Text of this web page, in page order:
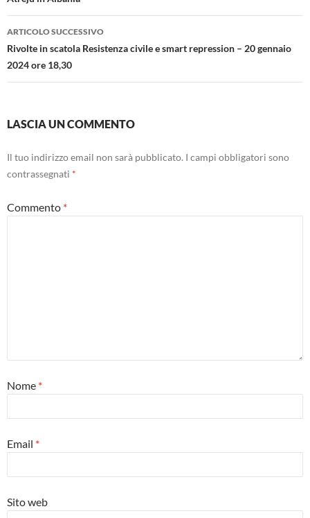
ARTICOLO SUCCESSIVO
Rivolte in scatola Resistenza civile e smart repression – 20 gennaio
2024 ore 18,30
LASCIA UN COMMENTO
Il tuo indirizzo email non sarà pubblicato. I campi obbligatori sono
contrassegnati *
Commento *
Nome *
Email *
Sito web